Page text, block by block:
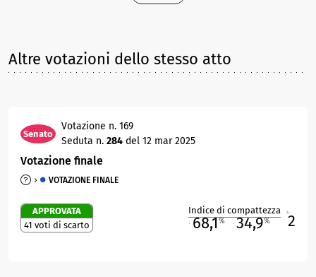
Altre votazioni dello stesso atto
Senato
Votazione n. 169
Seduta n. 284 del 12 mar 2025
Votazione finale
VOTAZIONE FINALE
APPROVATA
41 voti di scarto
Indice di compattezza
68,1% 34,9% 2